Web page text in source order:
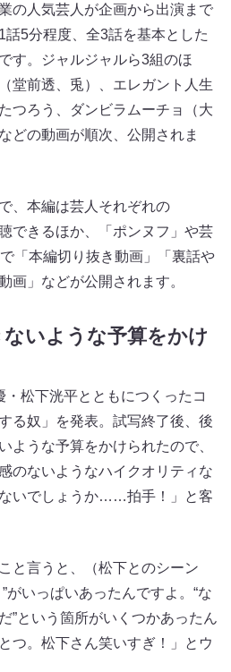
の人気芸人が企画から出演まで
5分程度、全3話を基本とした
す。ジャルジャルら3組のほ
堂前透、兎）、エレガント人生
つろう、ダンビラムーチョ（大
どの動画が順次、公開されま
、本編は芸人それぞれの
できるほか、「ポンヌフ」や芸
「本編切り抜き動画」「裏話や
画」などが公開されます。
ないような予算をかけ
松下洸平とともにつくったコ
る奴」を発表。試写終了後、後
ような予算をかけられたので、
のないようなハイクオリティな
いでしょうか……拍手！」と客
と言うと、（松下とのシーン
がいっぱいあったんですよ。“な
”という箇所がいくつかあったん
つ。松下さん笑いすぎ！」とウ